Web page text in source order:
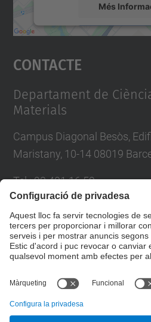
Més
Accepta
powered by
Contacte
Departament de
Materials
Campus Diagonal Besòs,
Maristany, 10-14 08019
Tel.:93 401 16 59
Directori UPC
Formulari de contacte